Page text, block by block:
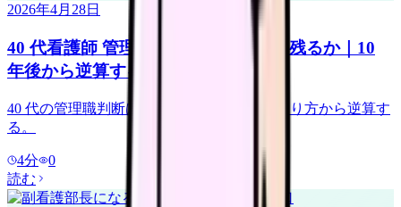
2026年4月28日
40 代看護師 管理職を目指すか現場に残るか｜10
年後から逆算する判断
40 代の管理職判断は 10 年後のキャリア終わり方から逆算す
る。
4分
0
読む